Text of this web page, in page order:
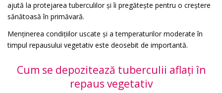
ajută la protejarea tuberculilor și îi pregătește pentru o creștere
sănătoasă în primăvară.
Menținerea condițiilor uscate și a temperaturilor moderate în
timpul repausului vegetativ este deosebit de importantă.
Cum se depozitează tuberculii aflați în
repaus vegetativ